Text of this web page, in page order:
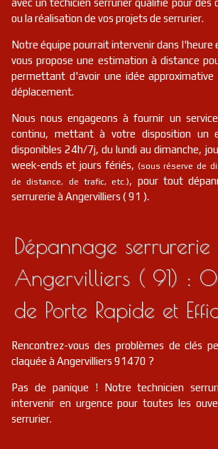
serrurier 91
serrurier 91 Vayres-sur-essonne FR 91820
serrurier 91 Roinville FR 91410
91 Le plessis-pâté 91220
serrurier Avrainville
91 Boigneville FR 91720
serrurier 91 Saint-chéron FR 91530
serrurier 91 Marcoussis
91 Sermaise 91530
91 Boutigny-sur-essonne FR 91820
avec un techicien serrurier qualifié pour des
ou la réalisation de vos projets de serrurier.
Notre équipe pourrait intervenir dans l'heure
vous propose une estimation à distance
permettant d'avoir une idée
déplacement.
Nous nous engageons à fournir un
continu, mettant à votre disposition un
disponibles 24h/7j, du lundi au dimanche,
week-ends et jours fériés, (sous réserve de
de distance, de trafic, etc.), pour tout
serrurerie à Angervilliers ( 91 ).
Dépannage serrurerie
Angervilliers ( 91) :
de Porte Rapide et
Rencontrez-vous des problèmes de clés
claquée à Angervilliers 91470 ?
Pas de panique ! Notre technicien
intervenir en urgence pour toutes les
serrurier.